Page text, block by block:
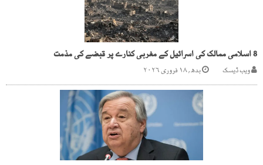
8 اسلامی ممالک کی اسرائیل کے مغربی کنارے پر قبضے کی مذمت
ویب ڈیسک بدھ, ۱۸ فروری ۲۰۲۶